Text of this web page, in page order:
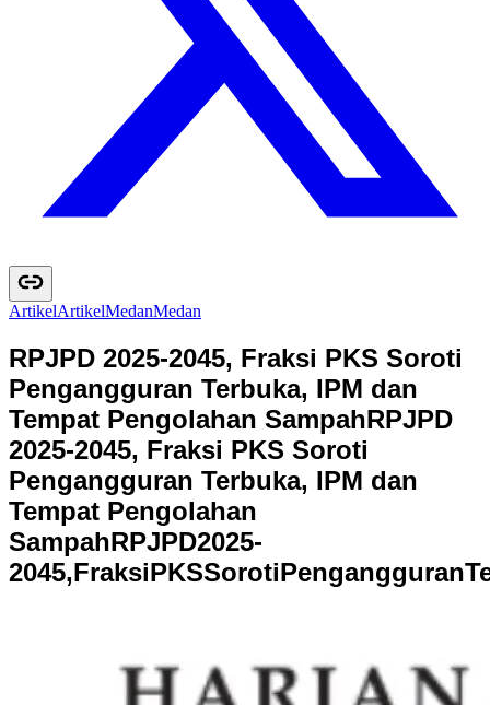
ArtikelArtikelMedanMedan
RPJPD 2025-2045, Fraksi PKS Soroti
Pengangguran Terbuka, IPM dan
Tempat Pengolahan SampahRPJPD
2025-2045, Fraksi PKS Soroti
Pengangguran Terbuka, IPM dan
Tempat Pengolahan
SampahRPJPD2025-
2045,FraksiPKSSorotiPengangguranT